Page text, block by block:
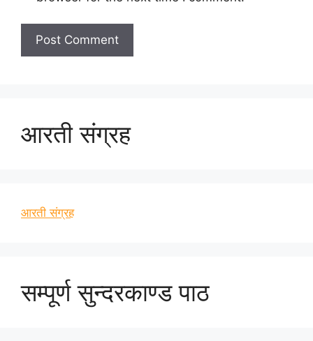
आरती संग्रह
आरती संग्रह
सम्पूर्ण सुन्दरकाण्ड पाठ